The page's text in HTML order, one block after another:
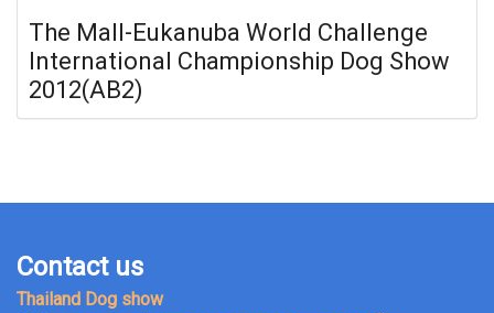
The Mall-Eukanuba World Challenge
International Championship Dog Show
2012(AB2)
Contact us
Thailand Dog show